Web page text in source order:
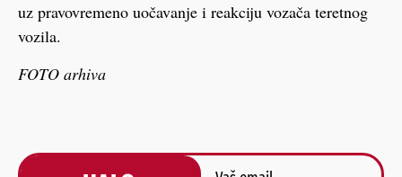
uz pravovremeno uočavanje i reakciju vozača teretnog
vozila.
FOTO arhiva